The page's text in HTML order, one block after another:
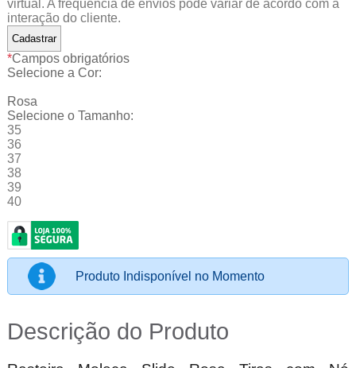
virtual. A frequência de envios pode variar de acordo com a
interação do cliente.
*Campos obrigatórios
Selecione a Cor:
Rosa
Selecione o Tamanho:
35
36
37
38
39
40
Produto Indisponível no Momento
Descrição do Produto